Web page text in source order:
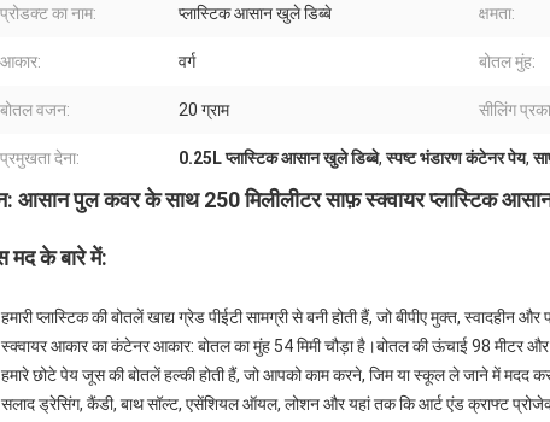
प्रोडक्ट का नाम: प्लास्टिक आसान खुले डिब्बे क्षमता:
आकार: वर्ग बोतल मुंह:
बोतल वजन: 20 ग्राम सीलिंग
प्रमुखता देना: 0.25L प्लास्टिक आसान खुले डिब्बे,स्पष्ट भंडारण कंटेनर पेय,
आसान पुल कवर के साथ 250 मिलीलीटर साफ़ स्क्वायर प्लास्टिक
मद के बारे में:
प्लास्टिक की बोतलें खाद्य ग्रेड पीईटी सामग्री से बनी होती हैं, जो बीपीए मुक्त, स्वादहीन और
आकार का कंटेनर आकार: बोतल का मुंह 54 मिमी चौड़ा है।बोतल की ऊंचाई 98 मीटर और
छोटे पेय जूस की बोतलें हल्की होती हैं, जो आपको काम करने, जिम या स्कूल ले जाने में मदद
ड्रेसिंग, कैंडी, बाथ सॉल्ट, एसेंशियल ऑयल, लोशन और यहां तक ​​कि आर्ट एंड क्राफ्ट